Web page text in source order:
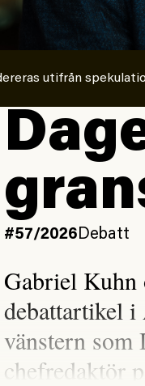
utifrån
#57/2026Debatt
Gabriel Kuhn
debattartikel i
vänstern som
chefredaktör